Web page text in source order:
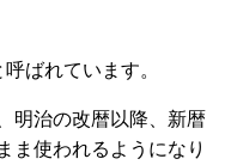
ばれています。
明治の改暦以降、新暦
ま使われるようになり